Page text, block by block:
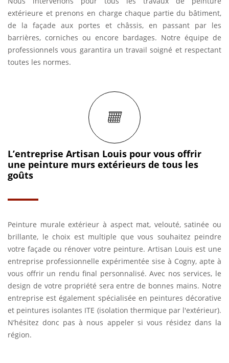
extérieure et prenons en charge chaque partie du bâtiment,
de la façade aux portes et châssis, en passant par les
barrières, corniches ou encore bardages. Notre équipe de
professionnels vous garantira un travail soigné et respectant
toutes les normes.
L’entreprise Artisan Louis pour vous offrir
une peinture murs extérieurs de tous les
goûts
Peinture murale extérieur à aspect mat, velouté, satinée ou
brillante, le choix est multiple que vous souhaitez peindre
votre façade ou rénover votre peinture. Artisan Louis est une
entreprise professionnelle expérimentée sise à Cogny, apte à
vous offrir un rendu final personnalisé. Avec nos services, le
design de votre propriété sera entre de bonnes mains. Notre
entreprise est également spécialisée en peintures décorative
et peintures isolantes ITE (isolation thermique par l'extérieur).
N’hésitez donc pas à nous appeler si vous résidez dans la
région.